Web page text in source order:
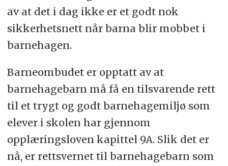
av at det i dag ikke er et godt nok
sikkerhetsnett når barna blir mobbet i
barnehagen.
Barneombudet er opptatt av at
barnehagebarn må få en tilsvarende rett
til et trygt og godt barnehagemiljø som
elever i skolen har gjennom
opplæringsloven kapittel 9A. Slik det er
nå, er rettsvernet til barnehagebarn som